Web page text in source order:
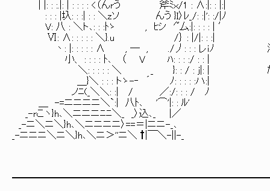
| |: : :.|: | : : : : <（んrう 斧ﾐｘ/1 : ∧:|: : |:|
: : : |圦: : :| : : ＼zソ んう }I〉ﾚ_/: :|': :/|ﾉ
V: 八 : ＼ト､: : :ﾄゝ , ﾋシ '~厶:|: : : : | ′
Ⅵ: ∧: : : : : ＼}.u /｝ : |/|: : :|
丶: |: : : : : ∧ , ― , ./丿: : : レｉﾉ 消え
小、 : : : : ﾄ､ （ V ﾊ: : : :/ : : |
＼: : : : : ＼ _ }: : / : j|: | たった今、
＿}＼ : : : トゝ-‐ ´ ﾉ: : : : :ハ:|
ノﾆ(_＼＼: :| / ／:/: : : / ﾉ
＿ -=ニニニニ＼`:| 八ﾄ､ '⌒'|: : ﾙ'
_-rこヽ}h､＼ニニニﾆﾆ＼_ _〉込､_ |／
_-ニ＼ニ＼}h､＼ニニニニ〉==＝|ニニ-_､
_-ニニニ＼ニ＼}h､＼ニ＞''ニ＼ †|￣＼-||-_